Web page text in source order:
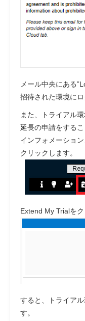
メール中央にある
招待された環境にロ
また、トライアル
延長の申請をするこ
インフォメーショ
クリックします。
Extend My Trialをク
すると、トライア
す。